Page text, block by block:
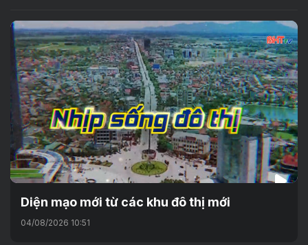
Diện mạo mới từ các khu đô thị mới
04/08/2026 10:51